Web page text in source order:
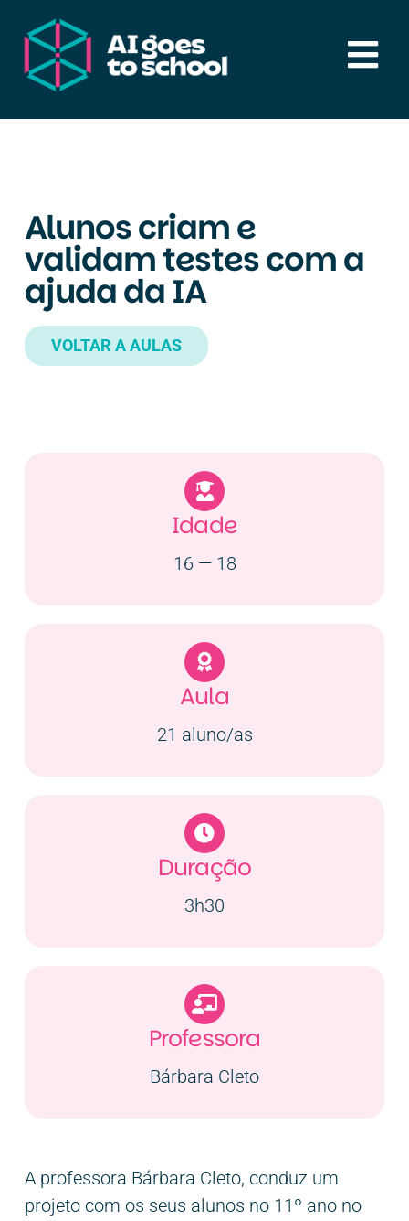
content
Recursos
Alunos criam e
validam testes com a
ajuda da IA
VOLTAR A AULAS
Idade
16 — 18
Aula
21 aluno/as
Duração
3h30
Professora
Bárbara Cleto
A professora Bárbara Cleto, conduz um
projeto com os seus alunos no 11º ano no